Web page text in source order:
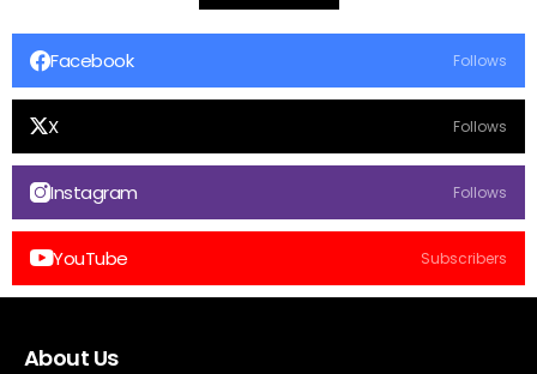
Facebook Follows
X Follows
Instagram Follows
YouTube Subscribers
About Us